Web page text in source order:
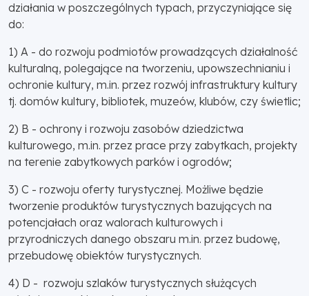
działania w poszczególnych typach, przyczyniające się
do:
1) A - do rozwoju podmiotów prowadzących działalność
kulturalną, polegające na tworzeniu, upowszechnianiu i
ochronie kultury, m.in. przez rozwój infrastruktury kultury
tj. domów kultury, bibliotek, muzeów, klubów, czy świetlic;
2) B - ochrony i rozwoju zasobów dziedzictwa
kulturowego, m.in. przez prace przy zabytkach, projekty
na terenie zabytkowych parków i ogrodów;
3) C - rozwoju oferty turystycznej. Możliwe będzie
tworzenie produktów turystycznych bazujących na
potencjałach oraz walorach kulturowych i
przyrodniczych danego obszaru m.in. przez budowę,
przebudowę obiektów turystycznych.
4) D - rozwoju szlaków turystycznych służących